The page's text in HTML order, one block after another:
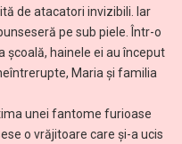
de atacatori invizibili. Iar
pe sub piele. Într-o
școală, hainele ei au început
Maria și familia
unei fantome furioase
o vrăjitoare care şi-a ucis